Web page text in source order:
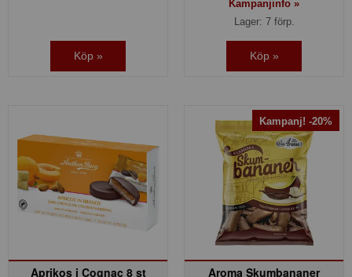
Köp »
Kampanjinfo »
Lager: 7 förp.
Köp »
Aprikos i Cognac 8 st
Kampanj! -20%
Aroma Skumbananer